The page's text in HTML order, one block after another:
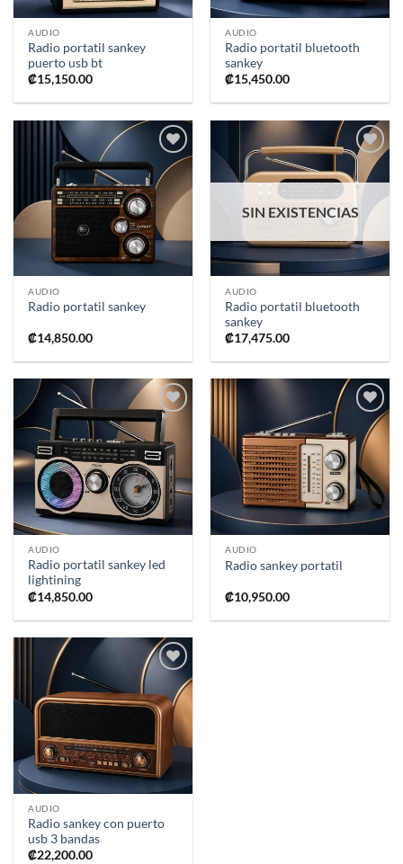
AUDIO
Radio portatil sankey
puerto usb bt
₡15,150.00
AUDIO
Radio portatil bluetooth
sankey
₡15,450.00
Añadir
a la
lista de
deseos
AUDIO
Radio portatil sankey
₡14,850.00
Añadir
a la
lista de
deseos
SIN EXISTENCIAS
AUDIO
Radio portatil bluetooth
sankey
₡17,475.00
Añadir
a la
lista de
deseos
AUDIO
Radio portatil sankey led
lightining
₡14,850.00
Añadir
a la
lista de
deseos
AUDIO
Radio sankey portatil
₡10,950.00
Añadir
a la
lista de
deseos
AUDIO
Radio sankey con puerto
usb 3 bandas
₡22,200.00